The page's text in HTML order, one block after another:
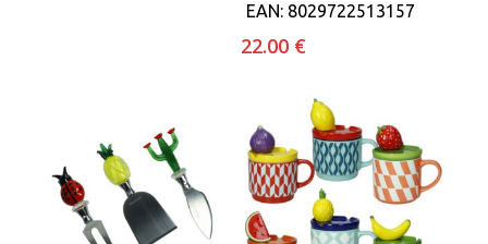
EAN: 8029722513157
22.00 €